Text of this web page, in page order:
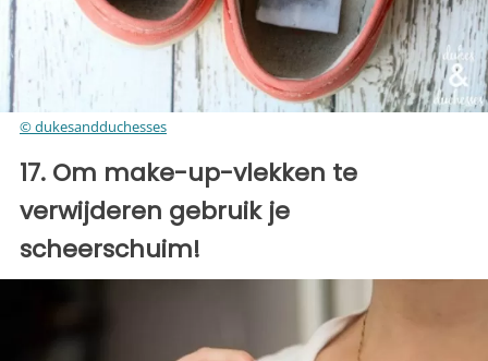
© dukesandduchesses
17. Om make-up-vlekken te
verwijderen gebruik je
scheerschuim!